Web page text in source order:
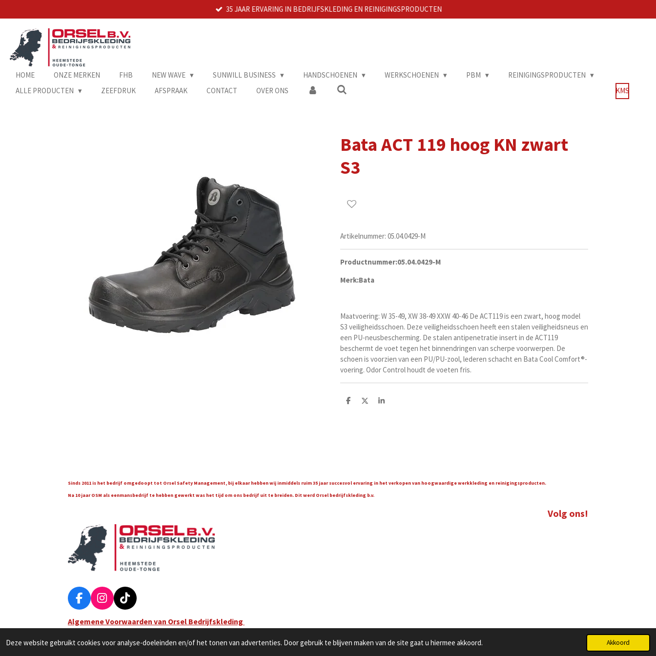
Deze website gebruikt cookies voor analyse-doeleinden en/of het tonen van advertenties. Door gebruik te blijven maken van de site gaat u hiermee akkoord. Akkoord
direct
hoofdinhoud
35 JAAR ERVARING IN BEDRIJFSKLEDING EN REINIGINGSPRODUCTEN
HOME ONZE MERKEN FHB NEW WAVE SUNWILL BUSINESS HANDSCHOENEN WERKSCHOENEN PBM
REINIGINGSPRODUCTEN
ALLE PRODUCTEN
ZEEFDRUK AFSPRAAK CONTACT OVER ONS KMS
Bata ACT 119 hoog KN zwart
S3
Artikelnummer: 05.04.0429-M
Productnummer:05.04.0429-M
Merk:Bata
Maatvoering: W 35-49, XW 38-49 XXW 40-46 De ACT119 is een zwart, hoog model
S3 veiligheidsschoen. Deze veiligheidsschoen heeft een stalen veiligheidsneus en
een PU-neusbescherming. De stalen antipenetratie insert in de ACT119
beschermt de voet tegen het binnendringen van scherpe voorwerpen. De
schoen is voorzien van een PU/PU-zool, lederen schacht en Bata Cool Comfort®-
voering. Odor Control houdt de voeten fris.
D
D
S
Sinds 2011 is het bedrijf omgedoopt tot Orsel Safety Management, bij elkaar hebben wij inmiddels ruim 35 jaar succesvol ervaring in het verkopen van hoogwaardige werkkleding en reinigingsproducten.
Na 10 jaar OSM als eenmansbedrijf te hebben gewerkt was het tijd om ons bedrijf uit te breiden. Dit werd Orsel bedrijfskleding b.v.
Volg ons!
F
a
c
b
I
n
s
a
T
i
k
o
Algemene Voorwaarden van Orsel Bedrijfskleding
© 2022 Orsel Bedrijfskleding & Reinigingsproducten